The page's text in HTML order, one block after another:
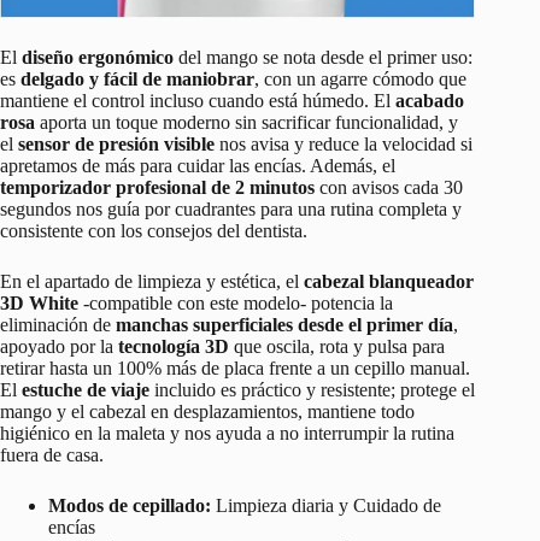
El diseño ergonómico del mango se nota desde el primer uso:
es delgado y fácil de maniobrar, con un agarre cómodo que
mantiene el control incluso cuando está húmedo. El acabado
rosa aporta un toque moderno sin sacrificar funcionalidad, y
el sensor de presión visible nos avisa y reduce la velocidad si
apretamos de más para cuidar las encías. Además, el
temporizador profesional de 2 minutos con avisos cada 30
segundos nos guía por cuadrantes para una rutina completa y
consistente con los consejos del dentista.
En el apartado de limpieza y estética, el cabezal blanqueador
3D White -compatible con este modelo- potencia la
eliminación de manchas superficiales desde el primer día,
apoyado por la tecnología 3D que oscila, rota y pulsa para
retirar hasta un 100% más de placa frente a un cepillo manual.
El estuche de viaje incluido es práctico y resistente; protege el
mango y el cabezal en desplazamientos, mantiene todo
higiénico en la maleta y nos ayuda a no interrumpir la rutina
fuera de casa.
Modos de cepillado: Limpieza diaria y Cuidado de
encías